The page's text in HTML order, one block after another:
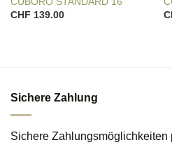
CHF 139.00
Sichere Zahlung
Sichere Zahlungsmöglichkeiten